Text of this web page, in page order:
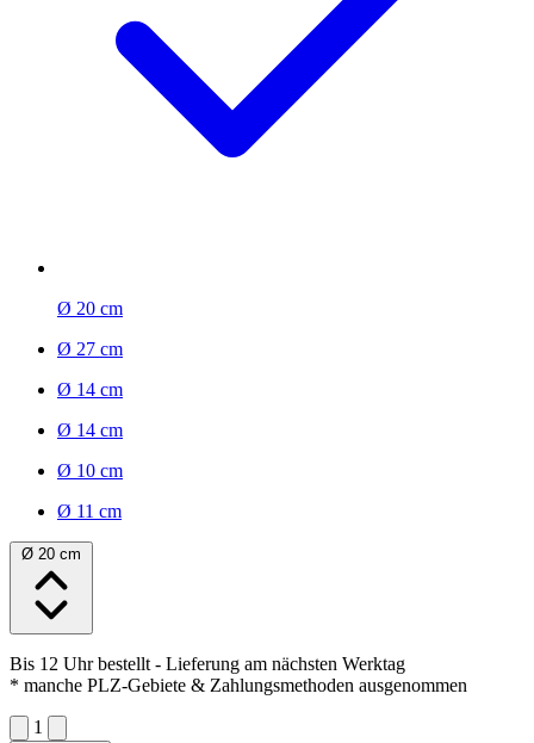
Ø 20 cm
Ø 27 cm
Ø 14 cm
Ø 14 cm
Ø 10 cm
Ø 11 cm
Ø 20 cm
Bis 12 Uhr bestellt- Lieferung am nächsten Werktag
* manche PLZ-Gebiete & Zahlungsmethoden ausgenommen
1